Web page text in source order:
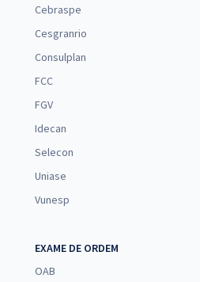
Cebraspe
Cesgranrio
Consulplan
FCC
FGV
Idecan
Selecon
Uniase
Vunesp
EXAME DE ORDEM
OAB